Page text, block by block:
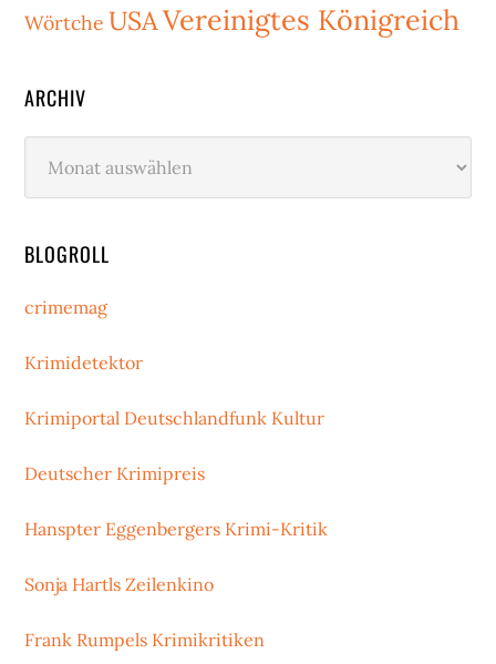
Wörtche USAVereinigtes Königreich
ARCHIV
BLOGROLL
crimemag
Krimidetektor
Krimiportal Deutschlandfunk Kultur
Deutscher Krimipreis
Hanspter Eggenbergers Krimi-Kritik
Sonja Hartls Zeilenkino
Frank Rumpels Krimikritiken